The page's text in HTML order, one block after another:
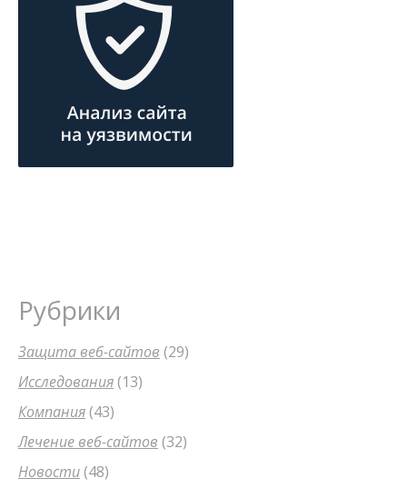
Рубрики
Защита веб-сайтов (29)
Исследования(13)
Компания(43)
Лечение веб-сайтов (32)
Новости(48)